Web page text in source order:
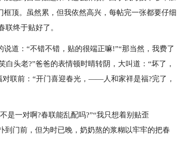
顶。虽然累，但我依然高兴，每帖完一张都要仔细
联终于贴好了。
道：“不错不错，贴的很端正嘛!”“那当然，我费了
头老?”爸爸的表情顿时晴转阴，大叫道：“坏了，
联前：“开门喜迎春光，——人和家祥是福?完了，
是一对啊?春联能乱配吗?”“我只想着别贴歪
门前，但为时已晚，奶奶熬的浆糊以牢牢的把春